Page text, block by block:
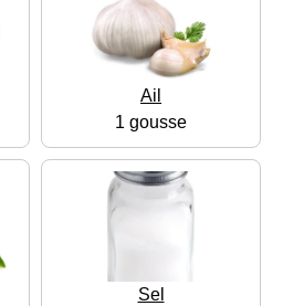
Ail
1 gousse
Sel